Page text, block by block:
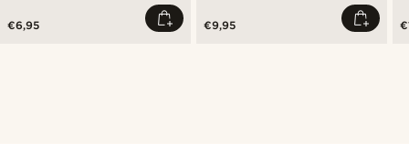
€6,95 €9,95